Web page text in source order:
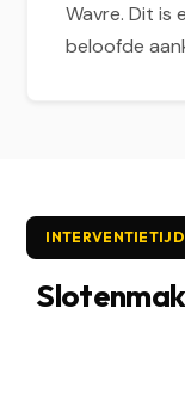
Wavre. Dit is
beloofde
INTERVENTIETIJD